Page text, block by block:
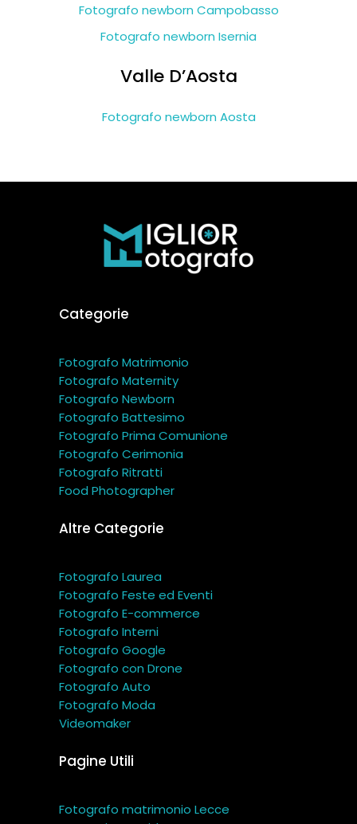
Fotografo newborn Campobasso
Fotografo newborn Isernia
Valle D’Aosta
Fotografo newborn Aosta
Categorie
Fotografo Matrimonio
Fotografo Maternity
Fotografo Newborn
Fotografo Battesimo
Fotografo Prima Comunione
Fotografo Cerimonia
Fotografo Ritratti
Food Photographer
Altre Categorie
Fotografo Laurea
Fotografo Feste ed Eventi
Fotografo E-commerce
Fotografo Interni
Fotografo Google
Fotografo con Drone
Fotografo Auto
Fotografo Moda
Videomaker
Pagine Utili
Fotografo matrimonio Lecce